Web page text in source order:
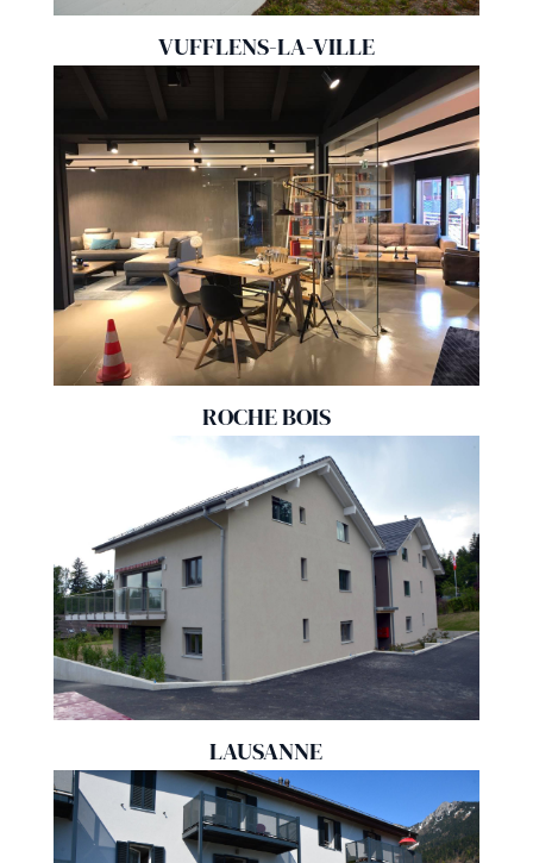
VUFFLENS-LA-VILLE
ROCHE BOIS
LAUSANNE